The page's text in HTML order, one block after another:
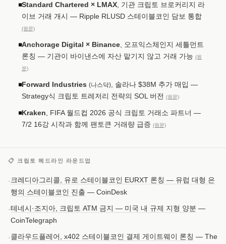
◾Standard Chartered × LMAX, 기관 크립토 브로커리지 라
이브 거래 개시 — Ripple RLUSD 스테이블코인 담보 통합
(원문)
◾Anchorage Digital × Binance, 오프익스체인지 세틀먼트
론칭 — 기관이 바이낸스에 자산 맡기지 않고 거래 가능 (원
문)
◾Forward Industries (나스닥), 솔라나 $38M 추가 매입 —
Strategy식 크립토 트레저리 전략의 SOL 버전 (원문)
◾Kraken, FIFA 월드컵 2026 공식 크립토 거래소 파트너 —
7/2 16강 시작과 함께 팬토큰 거래량 급증 (원문)
📋 크립토 헤드라인 라운드업
·크레디아그리콜, 유로 스테이블코인 EURXT 론칭 — 유럽 대형 은
행의 스테이블코인 진출 — CoinDesk
·테네시·조지아, 크립토 ATM 금지 — 미국 내 규제 지형 양분 —
CoinTelegraph
·클라우드플레어, x402 스테이블코인 결제 게이트웨이 론칭 — The